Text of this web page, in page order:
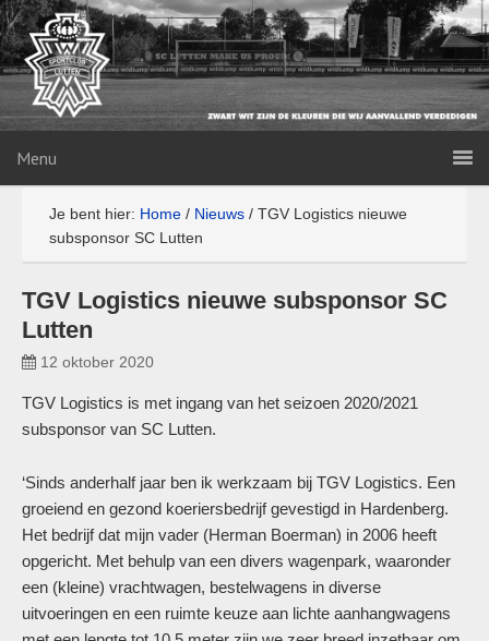
Menu
Je bent hier: Home / Nieuws / TGV Logistics nieuwe
subsponsor SC Lutten
TGV Logistics nieuwe subsponsor SC
Lutten
12 oktober 2020
TGV Logistics is met ingang van het seizoen 2020/2021
subsponsor van SC Lutten.
‘Sinds anderhalf jaar ben ik werkzaam bij TGV Logistics. Een
groeiend en gezond koeriersbedrijf gevestigd in Hardenberg.
Het bedrijf dat mijn vader (Herman Boerman) in 2006 heeft
opgericht. Met behulp van een divers wagenpark, waaronder
een (kleine) vrachtwagen, bestelwagens in diverse
uitvoeringen en een ruimte keuze aan lichte aanhangwagens